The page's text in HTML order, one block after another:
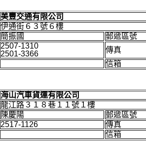
美豐交通有限公司
伊通街６３號６樓
簡振國
郵遞區號
2507-1310
2501-3366
傳真
信箱
海山汽車貨運有限公司
龍江路３１８巷１１號１樓
陳慶陽
郵遞區號
2517-1126
傳真
信箱